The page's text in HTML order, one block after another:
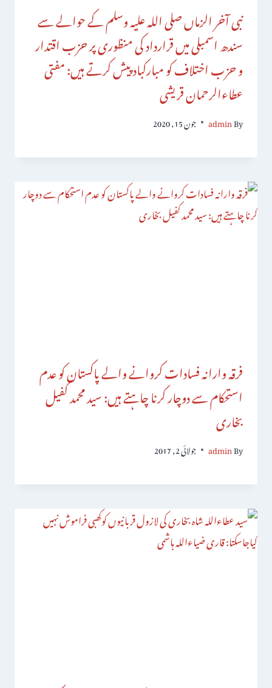
نبی آخر الزماں صلی اللہ علیہ وسلم کے حوالے سے
سندھ اسمبلی میں قرارداد کی منظوری پر حزب اقتدار
و حزب اختلاف کو مبارکباد پیش کرتے ہیں: مفتی
عطاءالرحمان قریشی
By
admin جون 15, 2020
فرقہ وارانہ فسادات کروانے والے پاکستان کو عدم
استحکام سے دوچار کرنا چاہتے ہیں: سید محمد کفیل
بخاری
By
admin جولائی 2, 2017